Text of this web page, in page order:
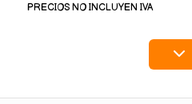
PRECIOS NO INCLUYEN IVA